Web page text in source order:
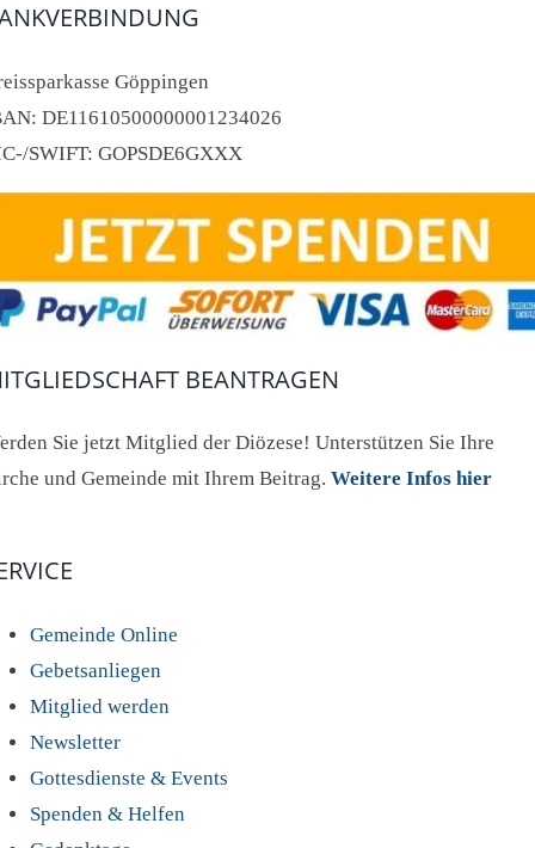
Göppingen
DE11610500000001234026
SWIFT: GOPSDE6GXXX
BEANTRAGEN
Sie jetzt Mitglied der Diözese! Unterstützen Sie Ihre
und Gemeinde mit Ihrem Beitrag. Weitere Infos hier
Gemeinde Online
Gebetsanliegen
Mitglied werden
Newsletter
Gottesdienste & Events
Spenden & Helfen